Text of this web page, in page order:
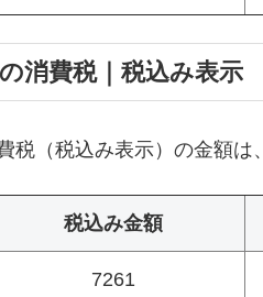
消費税｜税込み表示
税（税込み表示）の金額は
税込み金額
7261